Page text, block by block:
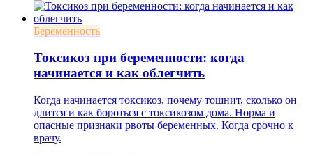
Беременность
Токсикоз при беременности: когда
начинается и как облегчить
Когда начинается токсикоз, почему тошнит, сколько он
длится и как бороться с токсикозом дома. Норма и
опасные признаки рвоты беременных. Когда срочно к
врачу.